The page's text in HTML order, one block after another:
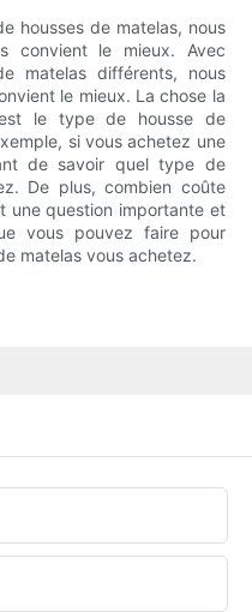
housses de matelas, nous
convient le mieux. Avec
matelas différents, nous
le mieux. La chose la
le type de housse de
si vous achetez une
de savoir quel type de
De plus, combien coûte
une question importante et
vous pouvez faire pour
matelas vous achetez.